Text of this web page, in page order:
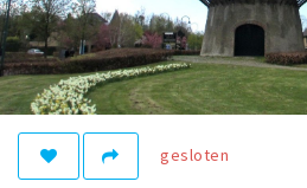
Slapen
Recreatief
Winkels
Winkelgebiedengesloten